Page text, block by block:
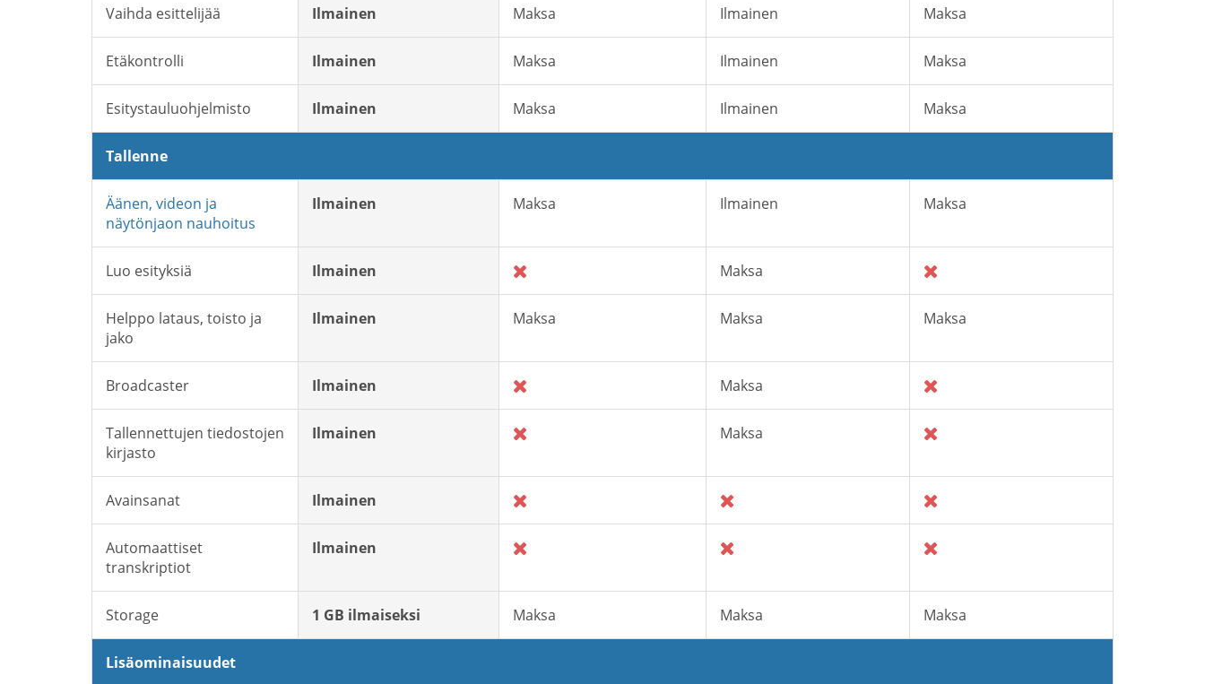
Vaihda esittelijää Ilmainen Maksa Ilmainen Maksa
Etäkontrolli Ilmainen Maksa Ilmainen Maksa
Esitystauluohjelmisto Ilmainen Maksa Ilmainen Maksa
Tallenne
Äänen, videon ja
näytönjaon nauhoitus
Ilmainen Maksa Ilmainen Maksa
Luo esityksiä Ilmainen Maksa
Helppo lataus, toisto ja
jako
Ilmainen Maksa Maksa Maksa
Broadcaster Ilmainen Maksa
Tallennettujen tiedostojen
kirjasto
Ilmainen Maksa
Avainsanat Ilmainen
Automaattiset
transkriptiot
Ilmainen
Storage 1 GB ilmaiseksi Maksa Maksa Maksa
Lisäominaisuudet